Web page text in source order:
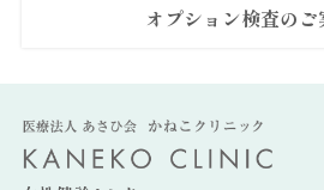
オプション検査のご